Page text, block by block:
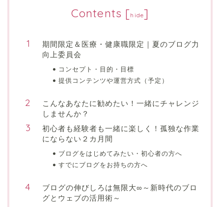
Contents [hide]
期間限定＆医療・健康職限定｜夏のブログ力
向上委員会
コンセプト・目的・目標
提供コンテンツや運営方式（予定）
こんなあなたに勧めたい！一緒にチャレンジ
しませんか？
初心者も経験者も一緒に楽しく！孤独な作業
にならない２カ月間
ブログをはじめてみたい・初心者の方へ
すでにブログをお持ちの方へ
ブログの伸びしろは無限大∞～新時代のブロ
グとウェブの活用術～